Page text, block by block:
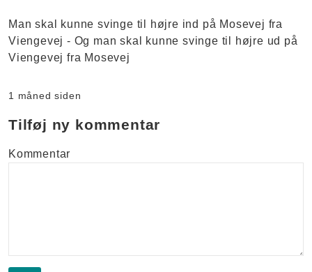
Man skal kunne svinge til højre ind på Mosevej fra
Viengevej - Og man skal kunne svinge til højre ud på
Viengevej fra Mosevej
1 måned siden
Tilføj ny kommentar
Kommentar